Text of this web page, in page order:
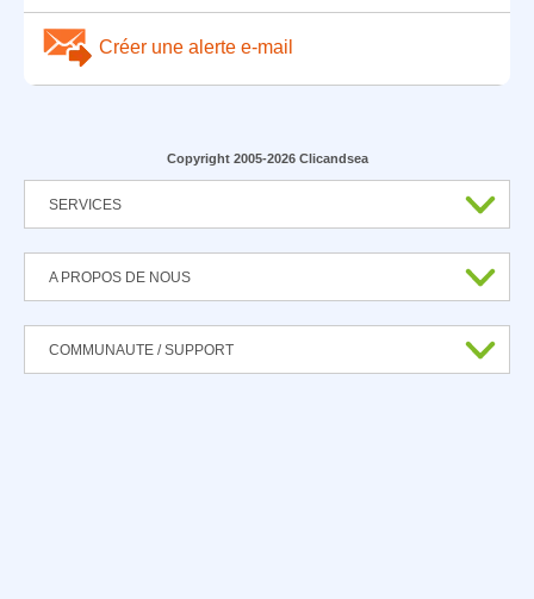
Créer une alerte e-mail
Copyright 2005-2026 Clicandsea
SERVICES
A PROPOS DE NOUS
COMMUNAUTE / SUPPORT